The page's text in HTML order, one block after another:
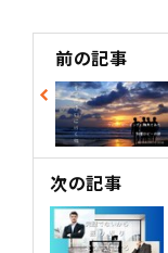
前の記事
次の記事